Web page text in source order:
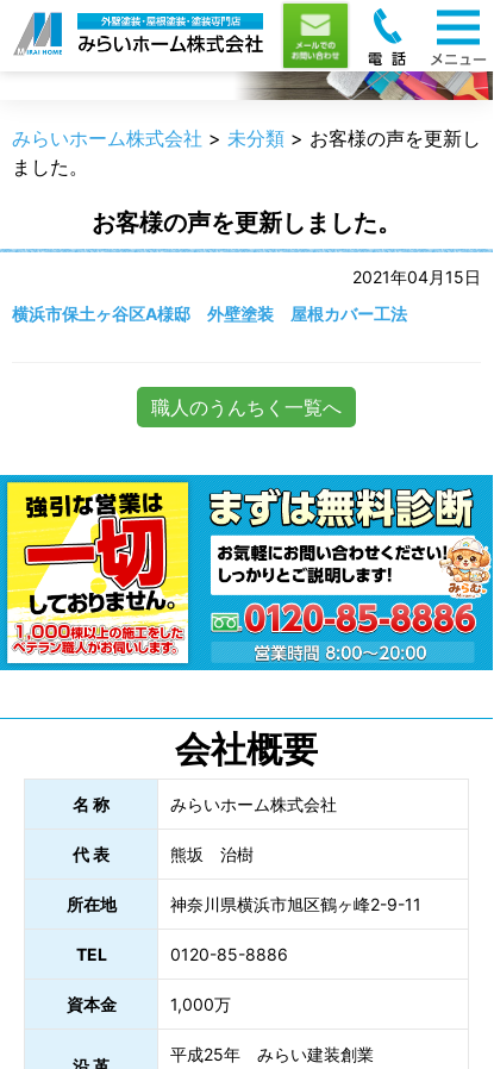
職人のうんちく
みらいホーム株式会社 > 未分類 > お客様の声を更新し
ました。
お客様の声を更新しました。
2021年04月15日
横浜市保土ヶ谷区A様邸 外壁塗装 屋根カバー工法
職人のうんちく一覧へ
会社概要
名 称 みらいホーム株式会社
代 表 熊坂 治樹
所在地 神奈川県横浜市旭区鶴ヶ峰2-9-11
TEL 0120-85-8886
資本金 1,000万
平成25年 みらい建装創業